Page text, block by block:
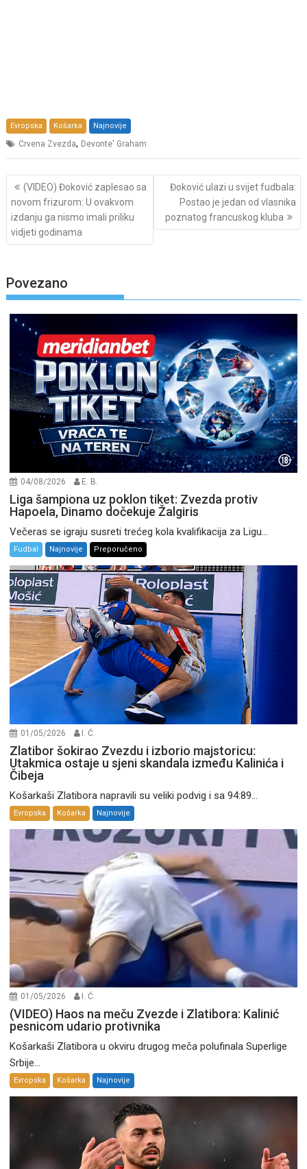
Evropska Košarka Najnovije
Crvena Zvezda, Devonte' Graham
Post
navigation
(VIDEO) Đoković zaplesao sa
novom frizurom: U ovakvom
izdanju ga nismo imali priliku
vidjeti godinama
Đoković ulazi u svijet fudbala:
Postao je jedan od vlasnika
poznatog francuskog kluba
Povezano
04/08/2026 E. B.
Liga šampiona uz poklon tiket: Zvezda protiv
Hapoela, Dinamo dočekuje Žalgiris
Večeras se igraju susreti trećeg kola kvalifikacija za Ligu...
Fudbal Najnovije Preporučeno
01/05/2026 I. Ć.
Zlatibor šokirao Zvezdu i izborio majstoricu:
Utakmica ostaje u sjeni skandala između Kalinića i
Čibeja
Košarkaši Zlatibora napravili su veliki podvig i sa 94:89...
Evropska Košarka Najnovije
01/05/2026 I. Ć.
(VIDEO) Haos na meču Zvezde i Zlatibora: Kalinić
pesnicom udario protivnika
Košarkaši Zlatibora u okviru drugog meča polufinala Superlige
Srbije...
Evropska Košarka Najnovije